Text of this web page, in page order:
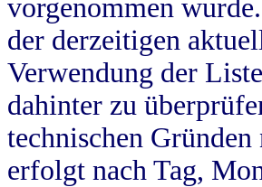
vorgenommen
der derzeitigen
Verwendung der
dahinter zu
technischen
erfolgt nach Tag,